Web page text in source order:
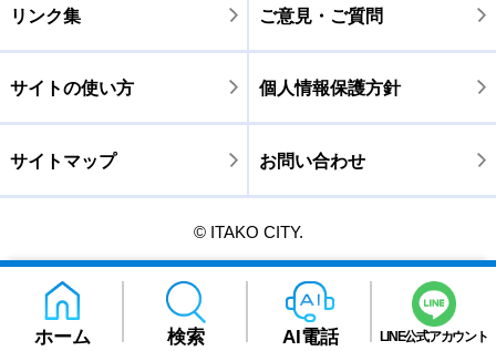
ホーム 検索 AI電話 LINE公式アカウント
リンク集 ご意見・ご質問
サイトの使い方 個人情報保護方針
サイトマップ お問い合わせ
© ITAKO CITY.